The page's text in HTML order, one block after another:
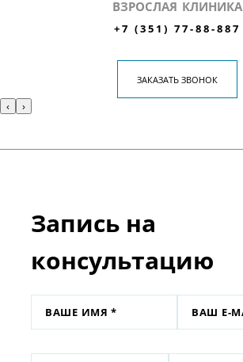
ВЗРОСЛАЯ КЛИНИКА
+7 (351) 77-88-887
ЗАКАЗАТЬ ЗВОНОК
‹ ›
Запись на
консультацию